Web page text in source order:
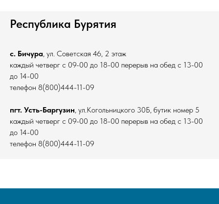
Республика Бурятия
с. Бичура, ул. Советская 46, 2 этаж
каждый четверг с 09-00 до 18-00 перерыв на обед с 13-00
до 14-00
телефон 8(800)444-11-09
пгт. Усть-Баргузин, ул.Когольницкого 30Б, бутик номер 5
каждый четверг с 09-00 до 18-00 перерыв на обед с 13-00
до 14-00
телефон 8(800)444-11-09